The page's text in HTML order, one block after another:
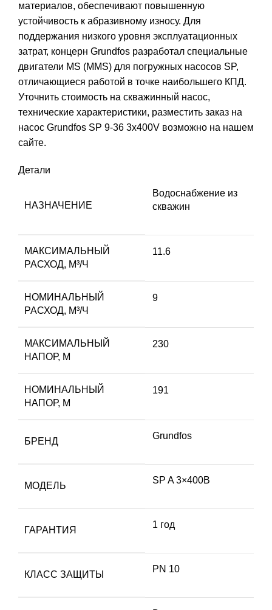
материалов, обеспечивают повышенную
устойчивость к абразивному износу. Для
поддержания низкого уровня эксплуатационных
затрат, концерн Grundfos разработал специальные
двигатели MS (MMS) для погружных насосов SP,
отличающиеся работой в точке наибольшего КПД.
Уточнить стоимость на скважинный насос,
технические характеристики, разместить заказ на
насос Grundfos SP 9-36 3x400V возможно на нашем
сайте.
Детали
НАЗНАЧЕНИЕ
Водоснабжение из
скважин
МАКСИМАЛЬНЫЙ
РАСХОД, М³/Ч
11.6
НОМИНАЛЬНЫЙ
РАСХОД, М³/Ч
9
МАКСИМАЛЬНЫЙ
НАПОР, М
230
НОМИНАЛЬНЫЙ
НАПОР, М
191
БРЕНД
Grundfos
МОДЕЛЬ
SP A 3×400В
ГАРАНТИЯ
1 год
КЛАСС ЗАЩИТЫ
PN 10